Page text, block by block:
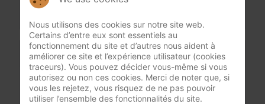
CONTACT
BIND-FIX professional elastics
Nous utilisons des cookies sur notre site web.
Certains d’entre eux sont essentiels au
fonctionnement du site et d’autres nous aident à
améliorer ce site et l’expérience utilisateur (cookies
traceurs). Vous pouvez décider vous-même si vous
autorisez ou non ces cookies. Merci de noter que, si
vous les rejetez, vous risquez de ne pas pouvoir
utiliser l’ensemble des fonctionnalités du site.